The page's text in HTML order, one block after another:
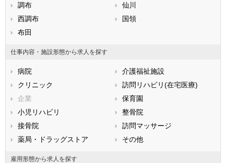
静岡県
滋賀県
兵庫県
香川県
高知県
福岡県
長崎県
熊本県
鹿児島県
調布
仙川
西調布
国領
布田
仕事内容・施設形態から求人を探す
病院
介護福祉施設
クリニック
訪問リハビリ(在宅医療)
企業
保育園
小児リハビリ
整骨院
接骨院
訪問マッサージ
薬局・ドラッグストア
その他
雇用形態から求人を探す